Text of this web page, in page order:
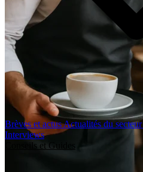
Brèves et actusActualités du secteur
Interviews
Conseils et Guides